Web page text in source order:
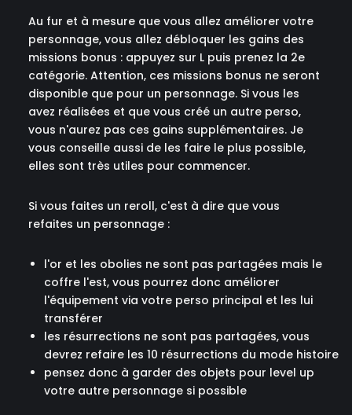
Au fur et à mesure que vous allez améliorer votre
personnage, vous allez débloquer les gains des
missions bonus : appuyez sur L puis prenez la 2e
catégorie. Attention, ces missions bonus ne seront
disponible que pour un personnage. Si vous les
avez réalisées et que vous créé un autre perso,
vous n'aurez pas ces gains supplémentaires. Je
vous conseille aussi de les faire le plus possible,
elles sont très utiles pour commencer.
Si vous faites un reroll, c'est à dire que vous
refaites un personnage :
l'or et les obolies ne sont pas partagées mais le
coffre l'est, vous pourrez donc améliorer
l'équipement via votre perso principal et les lui
transférer
les résurrections ne sont pas partagées, vous
devrez refaire les 10 résurrections du mode histoire
pensez donc à garder des objets pour level up
votre autre personnage si possible